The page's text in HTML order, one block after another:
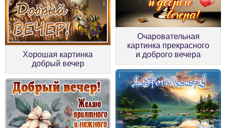
Хорошая картинка
добрый вечер
Очаровательная
картинка прекрасного
и доброго вечера